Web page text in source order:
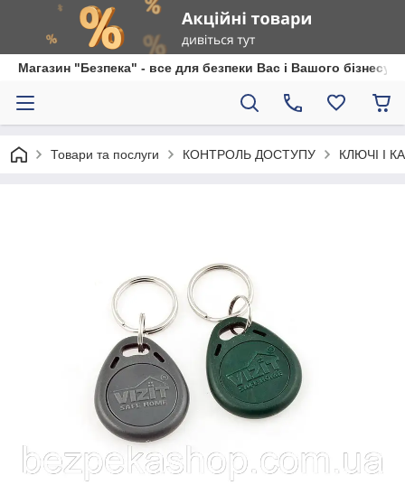
Магазин "Безпека" - все для безпеки Вас і Вашого бізнесу
Товари та послуги КОНТРОЛЬ ДОСТУПУ КЛЮЧІ І